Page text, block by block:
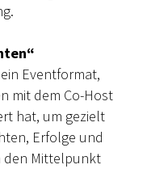
Eventformat,
mit dem Co-Host
hat, um gezielt
Erfolge und
den Mittelpunkt